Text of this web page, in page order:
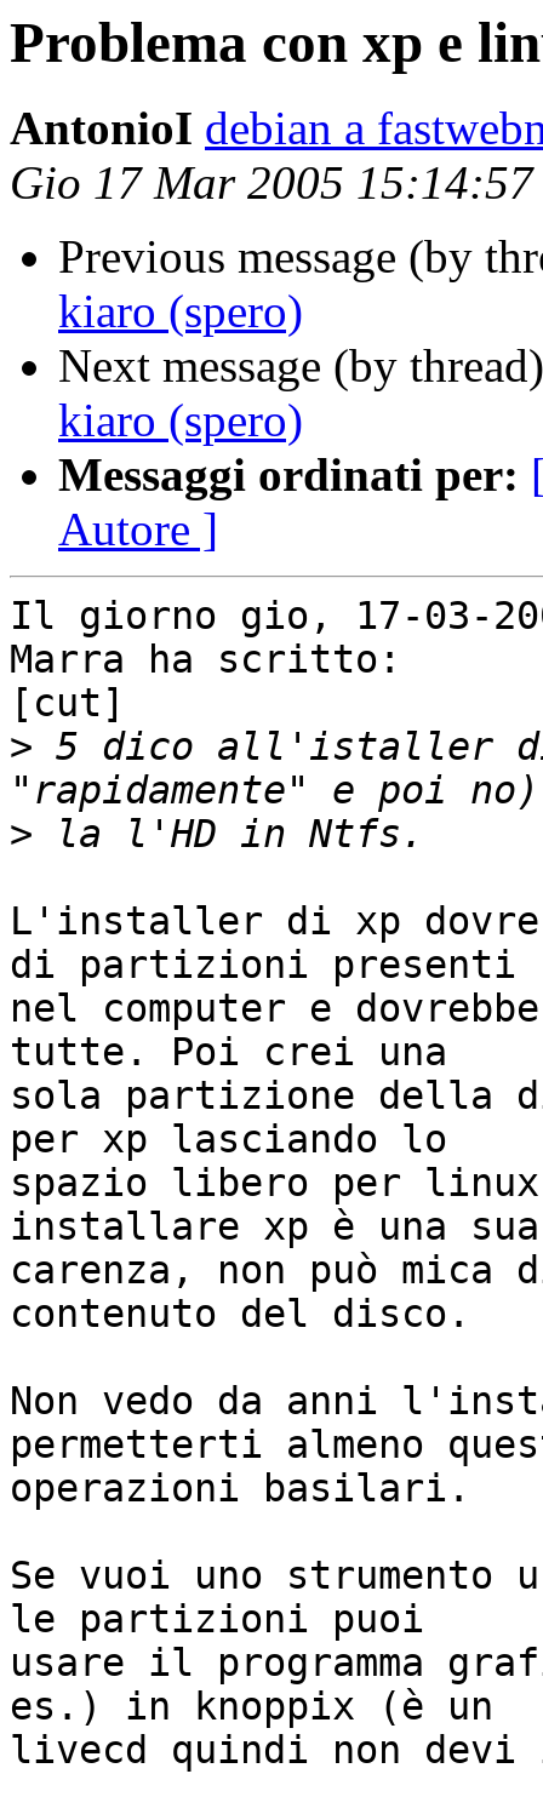
Problema con xp e
AntonioI debian a
Gio 17 Mar 2005
Previous message (by
kiaro (spero)
Next message (by
kiaro (spero)
Messaggi ordinati per:
Autore ]
Il giorno gio, 17-03-
Marra ha scritto:
[cut]
> 5 dico all'istaller di
>
L'installer di xp
di partizioni presenti
nel computer e
tutte. Poi crei una
sola partizione della
per xp lasciando lo
spazio libero per
installare xp è una sua
carenza, non può mica
contenuto del disco.
Non vedo da anni
permetterti almeno
operazioni basilari.
Se vuoi uno strumento
le partizioni puoi
usare il programma
es.) in knoppix (è un
livecd quindi non